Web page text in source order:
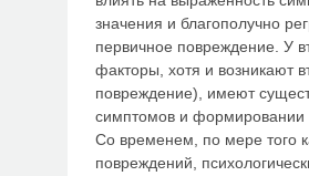
значения и благополучно
первичное повреждение. У
факторы, хотя и возникают
повреждение), имеют
симптомов и формировании
Со временем, по мере того
повреждений,